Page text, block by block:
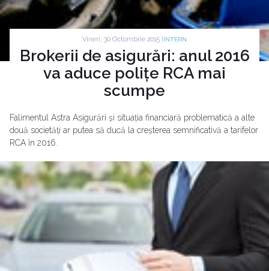
Vineri, 30 Octombrie 2015 | INTERN
Brokerii de asigurări: anul 2016
va aduce polițe RCA mai
scumpe
Falimentul Astra Asigurări și situația financiară problematică a alte
două societăți ar putea să ducă la creșterea semnificativă a tarifelor
RCA în 2016.